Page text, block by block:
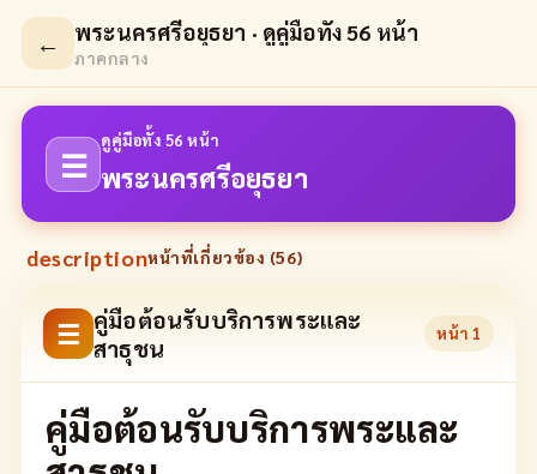
← พระนครศรีอยุธยา · ดูคู่มือทั้ง 56 หน้า
ภาคกลาง
☰
ดูคู่มือทั้ง 56 หน้า
พระนครศรีอยุธยา
descriptionหน้าที่เกี่ยวข้อง (56)
☰ คู่มือต้อนรับบริการพระและ
สาธุชน
หน้า 1
คู่มือต้อนรับบริการพระและ